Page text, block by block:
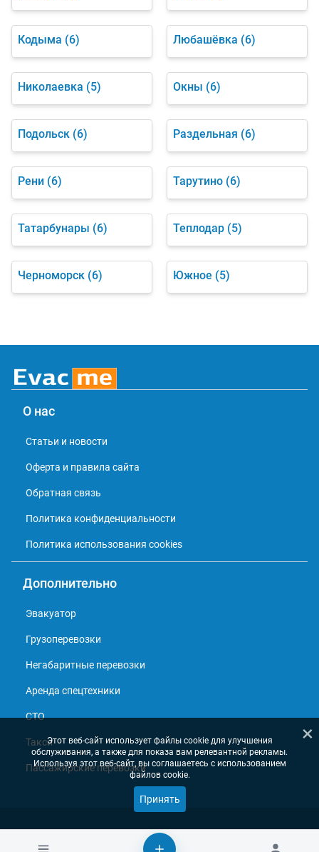
Кодыма (6) Любашёвка (6)
Николаевка (5) Окны (6)
Подольск (6) Раздельная (6)
Рени (6) Тарутино (6)
Татарбунары (6) Теплодар (5)
Черноморск (6) Южное (5)
О нас
Статьи и новости
Оферта и правила сайта
Обратная связь
Политика конфиденциальности
Политика использования cookies
Дополнительно
Эвакуатор
Грузоперевозки
Негабаритные перевозки
Аренда спецтехники
СТО
Такси
Пассажирские перевозки
© 2013 - 2026, Справочник перевозчиков
×
Этот веб-сайт использует файлы cookie для улучшения
обслуживания, а также для показа вам релевантной рекламы.
Используя этот веб-сайт, вы соглашаетесь с использованием
файлов cookie.
Принять